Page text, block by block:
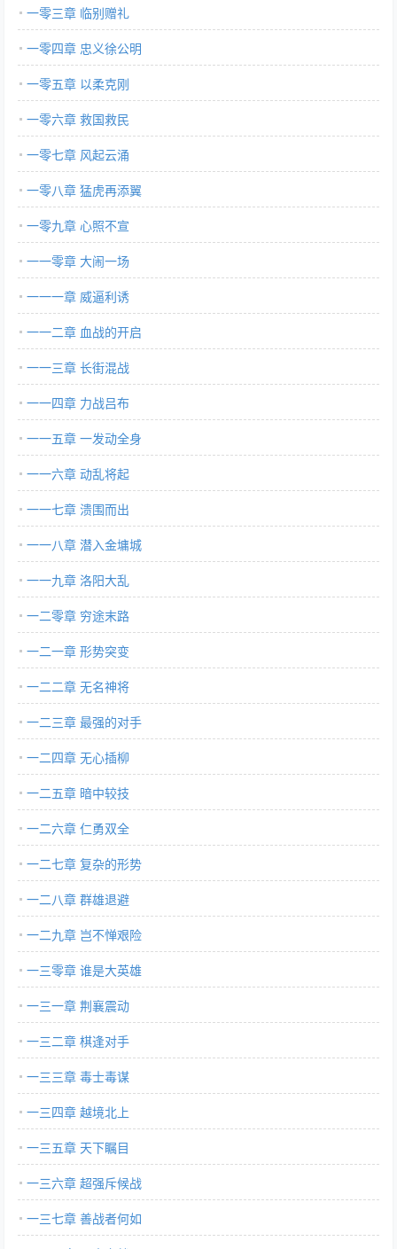
一零三章 临别赠礼
一零四章 忠义徐公明
一零五章 以柔克刚
一零六章 救国救民
一零七章 风起云涌
一零八章 猛虎再添翼
一零九章 心照不宣
一一零章 大闹一场
一一一章 威逼利诱
一一二章 血战的开启
一一三章 长街混战
一一四章 力战吕布
一一五章 一发动全身
一一六章 动乱将起
一一七章 溃围而出
一一八章 潜入金墉城
一一九章 洛阳大乱
一二零章 穷途末路
一二一章 形势突变
一二二章 无名神将
一二三章 最强的对手
一二四章 无心插柳
一二五章 暗中较技
一二六章 仁勇双全
一二七章 复杂的形势
一二八章 群雄退避
一二九章 岂不惮艰险
一三零章 谁是大英雄
一三一章 荆襄震动
一三二章 棋逢对手
一三三章 毒士毒谋
一三四章 越境北上
一三五章 天下瞩目
一三六章 超强斥候战
一三七章 善战者何如